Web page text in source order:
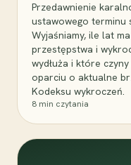
Przedawnienie
ustawowego terminu
Wyjaśniamy, ile lat
przestępstwa i
wydłuża i które
oparciu o aktualne
Kodeksu wykroczeń.
8 min czytania